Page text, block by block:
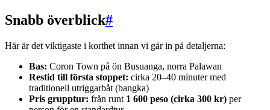
Snabb överblick#
Här är det viktigaste i korthet innan vi går in på detaljerna:
Bas: Coron Town på ön Busuanga, norra Palawan
Restid till första stoppet: cirka 20–40 minuter med
traditionell utriggarbåt (bangka)
Pris grupptur: från runt 1 600 peso (cirka 300 kr) per